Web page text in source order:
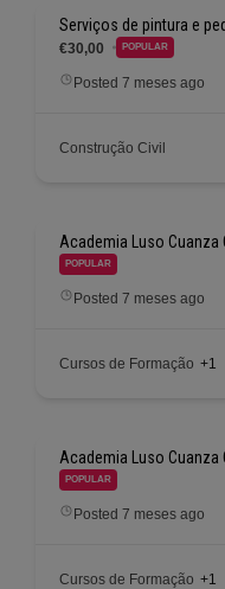
Serviços de pintura e
€30,00 POPULAR
Posted 7 meses ago
Construção Civil
Academia Luso Cuanza
POPULAR
Posted 7 meses ago
Cursos de Formação +1
Academia Luso Cuanza
POPULAR
Posted 7 meses ago
Cursos de Formação +1